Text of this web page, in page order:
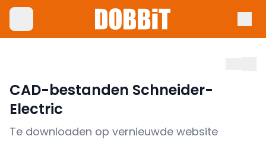
CAD-bestanden Schneider-
Electric
Te downloaden op vernieuwde website